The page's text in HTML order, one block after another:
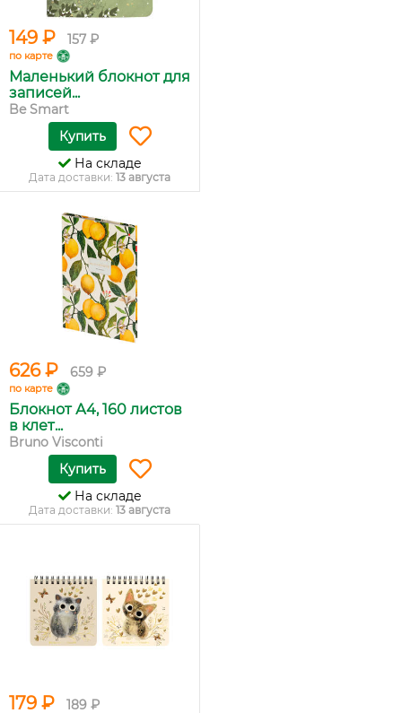
149 ₽ 157 ₽
по карте
Маленький блокнот для
записей...
Be Smart
Купить
На складе
Дата доставки: 13 августа
626 ₽ 659 ₽
по карте
Блокнот А4, 160 листов
в клет...
Bruno Visconti
Купить
На складе
Дата доставки: 13 августа
179 ₽ 189 ₽